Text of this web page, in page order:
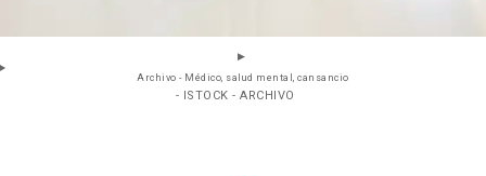
Archivo - Médico, salud mental, cansancio
- ISTOCK - ARCHIVO